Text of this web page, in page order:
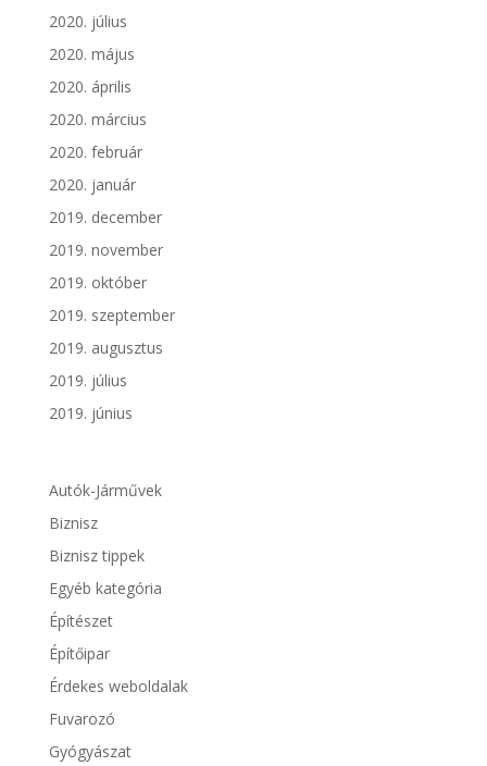
2020. július
2020. május
2020. április
2020. március
2020. február
2020. január
2019. december
2019. november
2019. október
2019. szeptember
2019. augusztus
2019. július
2019. június
Autók-Járművek
Biznisz
Biznisz tippek
Egyéb kategória
Építészet
Építőipar
Érdekes weboldalak
Fuvarozó
Gyógyászat